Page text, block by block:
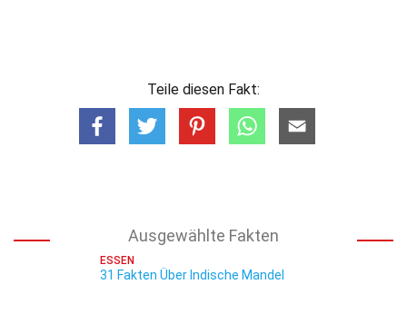
Teile diesen Fakt:
Ausgewählte Fakten
ESSEN
31 Fakten Über Indische Mandel